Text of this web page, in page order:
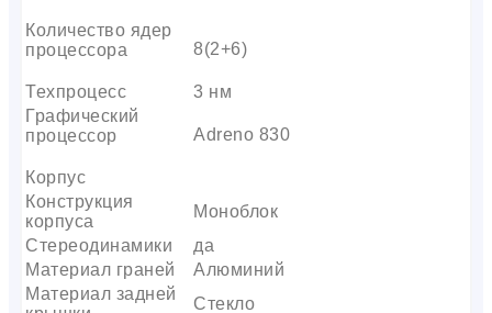
Количество ядер
процессора
8(2+6)
Техпроцесс
3 нм
Графический
процессор
Adreno 830
Корпус
Конструкция
корпуса
Моноблок
Стереодинамики
да
Материал граней
Алюминий
Материал задней
Стекло